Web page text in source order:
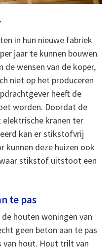
in hun nieuwe fabriek
jaar te kunnen bouwen.
de wensen van de koper,
niet op het produceren
heeft de
worden. Doordat de
elektrische kranen ter
kan er stikstofvrij
kunnen deze huizen ook
stikstof uitstoot een
te pas
houten woningen van
geen beton aan te pas
van hout. Hout trilt van